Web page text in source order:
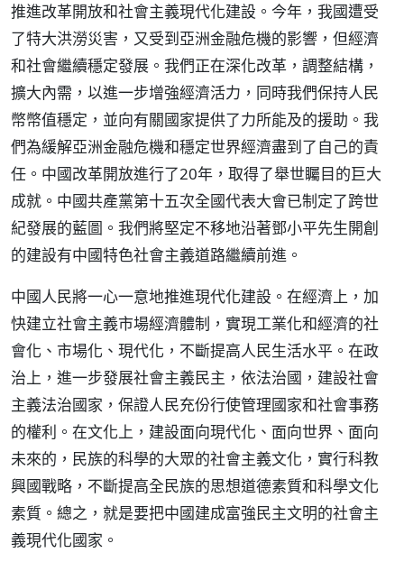
推進改革開放和社會主義現代化建設。今年，我國遭受
了特大洪澇災害，又受到亞洲金融危機的影響，但經濟
和社會繼續穩定發展。我們正在深化改革，調整結構，
擴大內需，以進一步增強經濟活力，同時我們保持人民
幣幣值穩定，並向有關國家提供了力所能及的援助。我
們為緩解亞洲金融危機和穩定世界經濟盡到了自己的責
任。中國改革開放進行了20年，取得了舉世矚目的巨大
成就。中國共產黨第十五次全國代表大會已制定了跨世
紀發展的藍圖。我們將堅定不移地沿著鄧小平先生開創
的建設有中國特色社會主義道路繼續前進。
中國人民將一心一意地推進現代化建設。在經濟上，加
快建立社會主義市場經濟體制，實現工業化和經濟的社
會化、市場化、現代化，不斷提高人民生活水平。在政
治上，進一步發展社會主義民主，依法治國，建設社會
主義法治國家，保證人民充份行使管理國家和社會事務
的權利。在文化上，建設面向現代化、面向世界、面向
未來的，民族的科學的大眾的社會主義文化，實行科教
興國戰略，不斷提高全民族的思想道德素質和科學文化
素質。總之，就是要把中國建成富強民主文明的社會主
義現代化國家。